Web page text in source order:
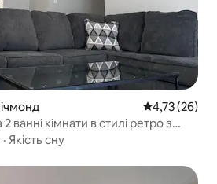
Середня
4,73 (26)
ванні кімнати в стилі ретро з
· Якість сну